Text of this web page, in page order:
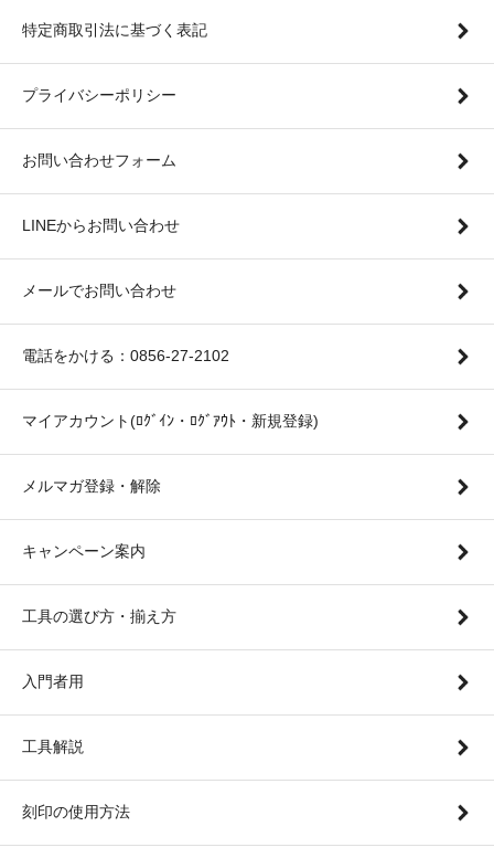
特定商取引法に基づく表記
プライバシーポリシー
お問い合わせフォーム
LINEからお問い合わせ
メールでお問い合わせ
電話をかける：0856-27-2102
マイアカウント(ﾛｸﾞｲﾝ・ﾛｸﾞｱｳﾄ・新規登録)
メルマガ登録・解除
キャンペーン案内
工具の選び方・揃え方
入門者用
工具解説
刻印の使用方法